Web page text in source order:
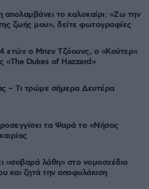
απολαμβάνει το καλοκαίρι: «Ζω την
ζωής μου», δείτε φωτογραφίες
ετών ο Μπεν Τζόουνς, ο «Κούτερ»
«The Dukes of Hazzard»
– Τι τρώμε σήμερα Δευτέρα
τα Ψαρά το «Νήσος
«σοβαρά λάθη» στο νομοσχέδιο
και ζητά την αποφυλάκιση